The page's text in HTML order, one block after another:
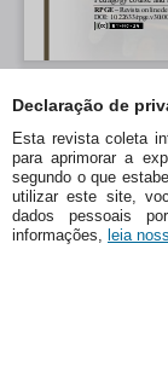
Declaração de
Esta revista coleta
para aprimorar a
segundo o que
utilizar este site,
dados pessoais
informações, leia